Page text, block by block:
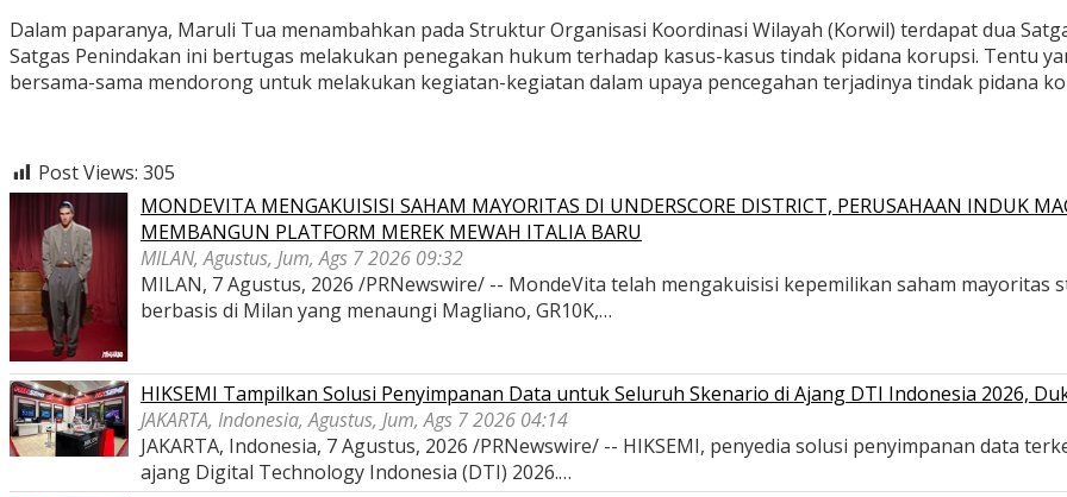
Dalam paparanya, Maruli Tua menambahkan pada Struktur Organisasi Koordinasi Wilayah (Korwil) terdapat dua
Satgas Penindakan ini bertugas melakukan penegakan hukum terhadap kasus-kasus tindak pidana korupsi. Tentu
bersama-sama mendorong untuk melakukan kegiatan-kegiatan dalam upaya pencegahan terjadinya tindak pidana
Post Views: 305
MONDEVITA MENGAKUISISI SAHAM MAYORITAS DI UNDERSCORE DISTRICT, PERUSAHAAN INDUK
MEMBANGUN PLATFORM MEREK MEWAH ITALIA BARU
MILAN, Agustus, Jum, Ags 7 2026 09:32
MILAN, 7 Agustus, 2026 /PRNewswire/ -- MondeVita telah mengakuisisi kepemilikan saham
berbasis di Milan yang menaungi Magliano, GR10K,…
HIKSEMI Tampilkan Solusi Penyimpanan Data untuk Seluruh Skenario di Ajang DTI Indonesia 2026,
JAKARTA, Indonesia, Agustus, Jum, Ags 7 2026 04:14
JAKARTA, Indonesia, 7 Agustus, 2026 /PRNewswire/ -- HIKSEMI, penyedia solusi penyimpanan data
ajang Digital Technology Indonesia (DTI) 2026.…